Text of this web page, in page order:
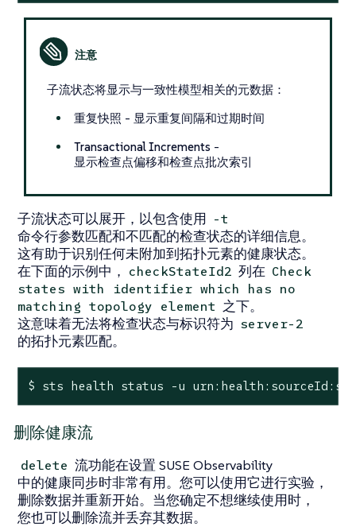
子流状态将显示与一致性模型相关的元数据：
重复快照 - 显示重复间隔和过期时间
Transactional Increments-
显示检查点偏移和检查点批次索引
子流状态可以展开，以包含使用 -t
命令行参数匹配和不匹配的检查状态的详细信息。
这有助于识别任何未附加到拓扑元素的健康状态。
在下面的示例中， checkStateId2 列在 Check
states with identifier which has no
matching topology element 之下。
这意味着无法将检查状态与标识符为 server-2
的拓扑元素匹配。
$ sts health status -u
删除健康流
delete 流功能在设置 SUSE Observability
中的健康同步时非常有用。您可以使用它进行实验，
删除数据并重新开始。当您确定不想继续使用时，
您也可以删除流并丢弃其数据。